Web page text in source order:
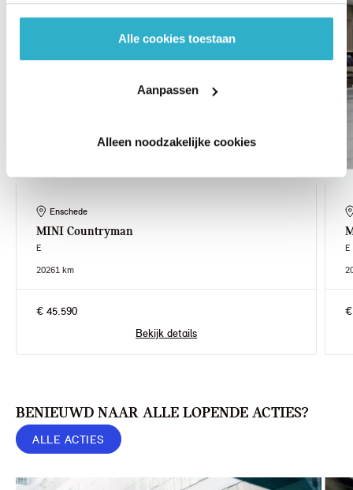
Alle cookies toestaan
Aanpassen
Alleen noodzakelijke cookies
Enschede
MINI Countryman
E
20261 km
€ 45.590
Bekijk details
E
BENIEUWD NAAR ALLE LOPENDE ACTIES?
ALLE ACTIES